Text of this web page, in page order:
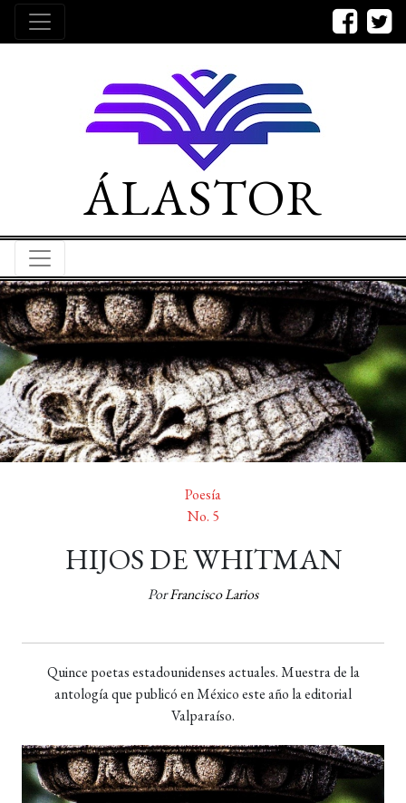
ÁLASTOR
Poesía
No. 5
HIJOS DE WHITMAN
PorFrancisco Larios
Quince poetas estadounidenses actuales. Muestra de la
antología que publicó en México este año la editorial
Valparaíso.